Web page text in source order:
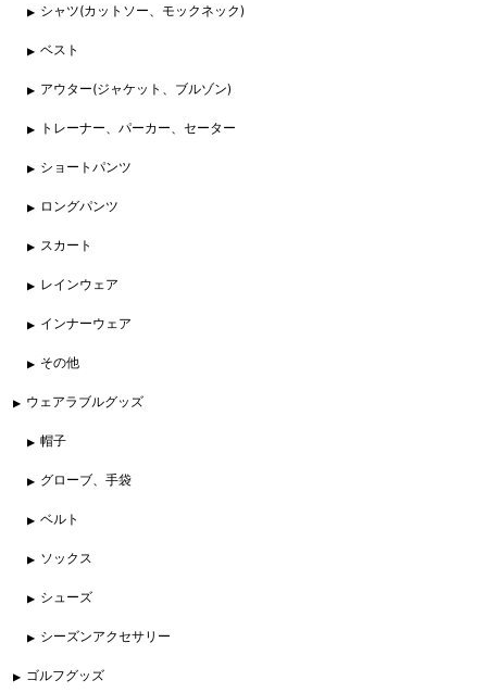
シャツ(カットソー、モックネック)
ベスト
アウター(ジャケット、ブルゾン)
トレーナー、パーカー、セーター
ショートパンツ
ロングパンツ
スカート
レインウェア
インナーウェア
その他
ウェアラブルグッズ
帽子
グローブ、手袋
ベルト
ソックス
シューズ
シーズンアクセサリー
ゴルフグッズ